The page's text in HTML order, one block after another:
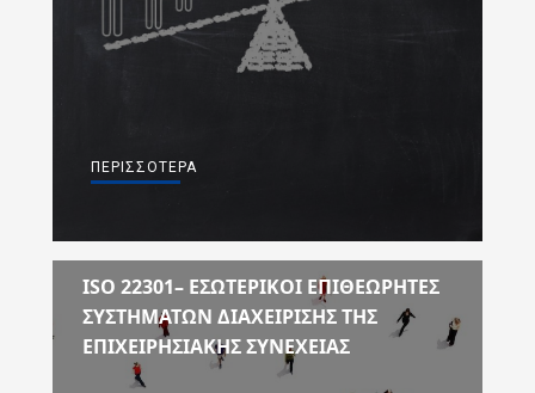
ΠΕΡΙΣΣΌΤΕΡΑ
ΙSO 22301– ΕΣΩΤΕΡΙΚΟΙ ΕΠΙΘΕΩΡΗΤΕΣ
ΣΥΣΤΗΜΑΤΩΝ ΔΙΑΧΕΙΡΙΣΗΣ ΤΗΣ
ΕΠΙΧΕΙΡΗΣΙΑΚΗΣ ΣΥΝΕΧΕΙΑΣ